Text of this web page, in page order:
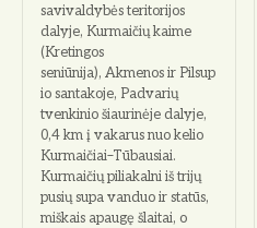
savivaldybės teritorijos
dalyje, Kurmaičių kaime
(Kretingos
seniūnija), Akmenos ir Pilsup
io santakoje, Padvarių
tvenkinio šiaurinėje dalyje,
0,4 km į vakarus nuo kelio
Kurmaičiai–Tūbausiai.
Kurmaičių piliakalni iš trijų
pusių supa vanduo ir statūs,
miškais apaugę šlaitai, o